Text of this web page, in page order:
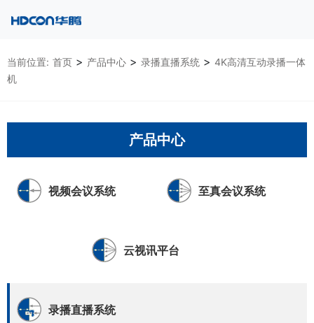
当前位置: 首页 > 产品中心 > 录播直播系统 > 4K高清互动录播一体
机
产品中心
视频会议系统 至真会议系统
云视讯平台
录播直播系统